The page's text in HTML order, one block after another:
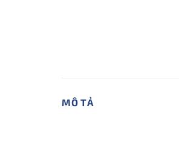
MÔ TẢ